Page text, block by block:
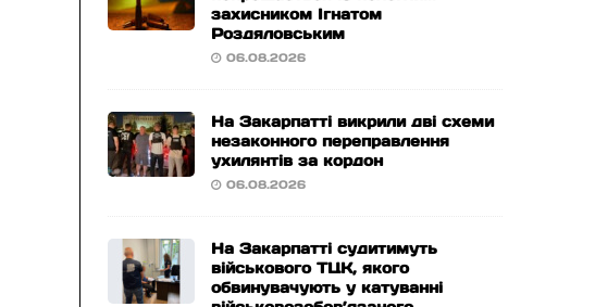
захисником Ігнатом
Роздяловським
06.08.2026
На Закарпатті викрили дві схеми
незаконного переправлення
ухилянтів за кордон
06.08.2026
На Закарпатті судитимуть
військового ТЦК, якого
обвинувачують у катуванні